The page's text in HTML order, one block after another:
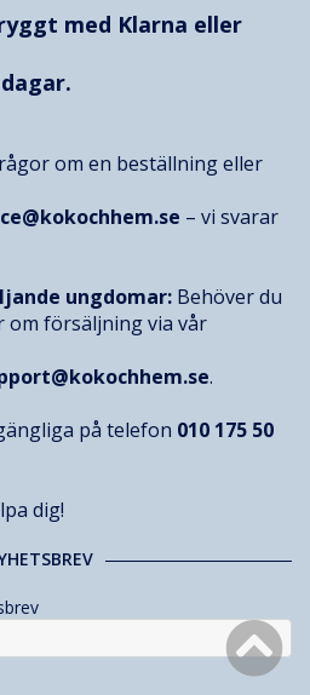
med Klarna eller
om en beställning eller
– vi svarar
ungdomar: Behöver du
försäljning via vår
.
på telefon 010 175 50
dig!